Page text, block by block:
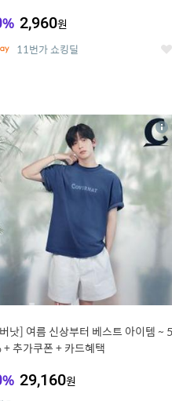
% 2,960원
11번가 쇼킹딜 좋
15
낫] 여름 신상부터 베스트 아이템 ~ 5
추가쿠폰 + 카드혜택
% 29,160원
상
세